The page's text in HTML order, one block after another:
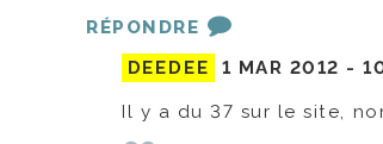
RÉPONDRE
DEEDEE
1 MAR 2012 -
Il y a du 37 sur le site,